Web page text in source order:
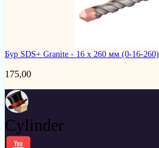
Бур SDS+ Granite - 16 х 260 мм (0-16-260)
175,00
Cylinder